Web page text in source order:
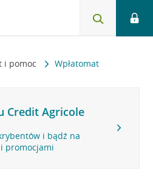
i pomoc Wpłatomat
Credit Agricole
i bądź na
promocjami